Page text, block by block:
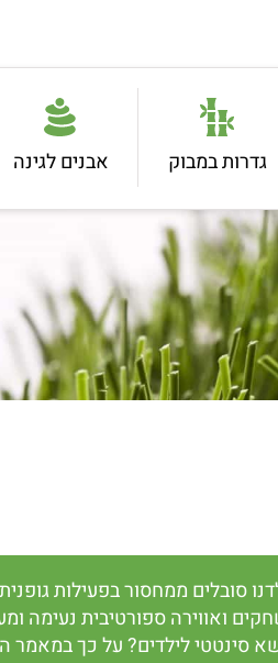
גדרות במבוק אבנים לגינה
סובלים ממחסור בפעילות
ואווירה ספורטיבית נעימה
סינטטי לילדים? על כך במאמר